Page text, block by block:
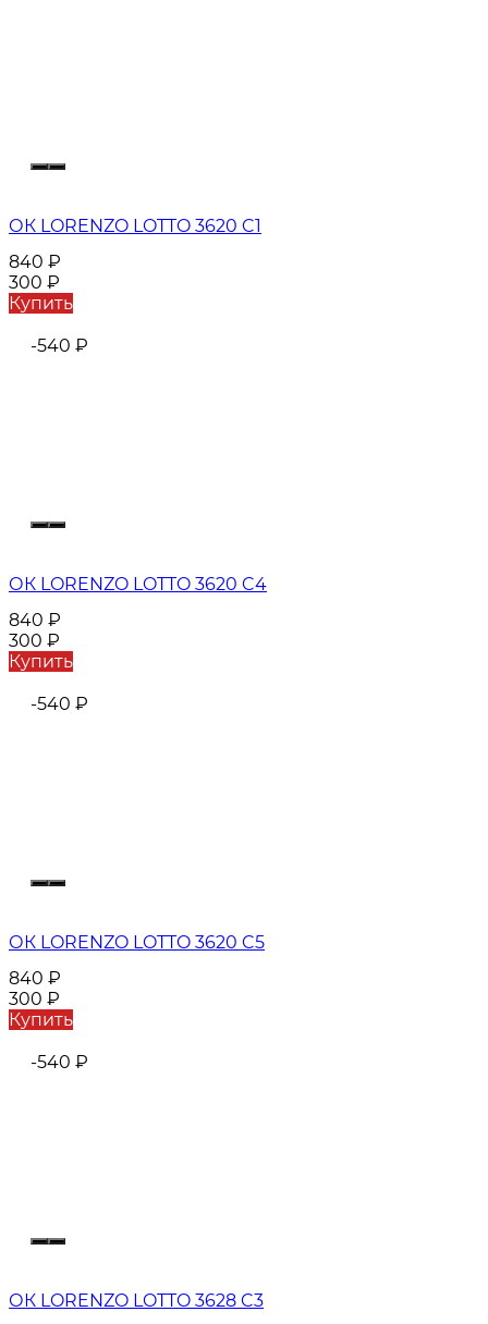
ОК LORENZO LOTTO 3620 C1
840 ₽
300 ₽
Купить
-540 ₽
ОК LORENZO LOTTO 3620 C4
840 ₽
300 ₽
Купить
-540 ₽
ОК LORENZO LOTTO 3620 C5
840 ₽
300 ₽
Купить
-540 ₽
ОК LORENZO LOTTO 3628 C3